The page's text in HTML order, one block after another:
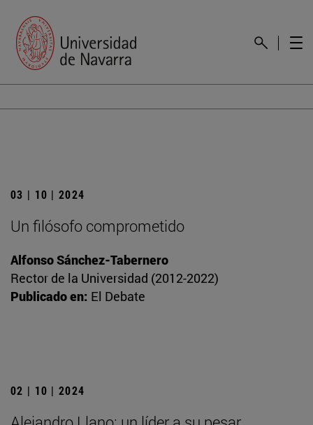
03 | 10 | 2024
Un filósofo comprometido
Alfonso Sánchez-Tabernero
Rector de la Universidad (2012-2022)
Publicado en: El Debate
02 | 10 | 2024